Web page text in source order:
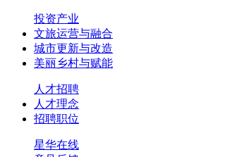
投资产业
文旅运营与融合
城市更新与改造
美丽乡村与赋能
人才招聘
人才理念
招聘职位
星华在线